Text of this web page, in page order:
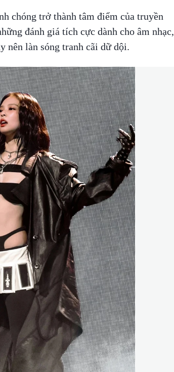
chóng trở thành tâm điểm của truyền
đánh giá tích cực dành cho âm nhạc,
nên làn sóng tranh cãi dữ dội.